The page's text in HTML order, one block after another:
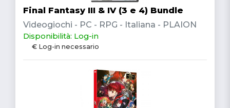
Final Fantasy III & IV (3 e 4) Bundle
Videogiochi - PC - RPG - Italiana - PLAION
Disponibilità: Log-in
€ Log-in necessario